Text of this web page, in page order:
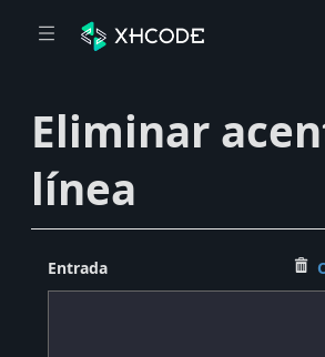
Eliminar
línea
Entrada